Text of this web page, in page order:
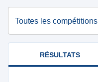
Toutes les compétitions
RÉSULTATS